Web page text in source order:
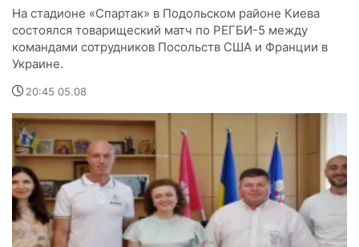
На стадионе «Спартак» в Подольском районе Киева
состоялся товарищеский матч по РЕГБИ-5 между
командами сотрудников Посольств США и Франции в
Украине.
20:45 05.08